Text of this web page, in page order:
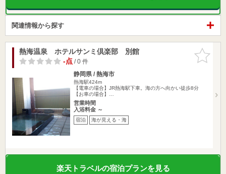
関連情報から探す
お気に入
りに追加
熱海温泉 ホテルサンミ倶楽部 別館
-点/ 0 件
静岡県 / 熱海市
熱海駅424m
【電車の場合】JR熱海駅下車。海の方へ向かい徒歩8分
【お車の場合】…
営業時間
入浴料金 ～
宿泊 海が見える・海
楽天トラベルの宿泊プランを見る